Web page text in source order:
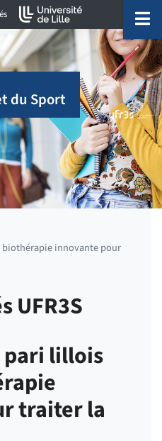
du Sport
innovante pour
UFR3S
pari lillois
traiter la